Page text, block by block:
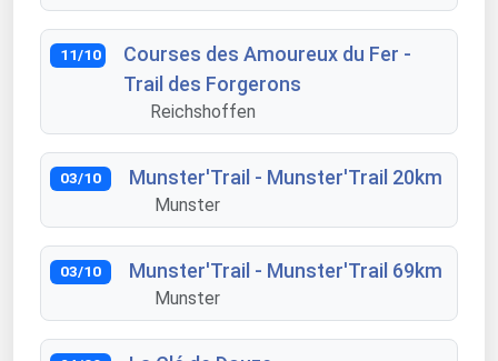
11/10
Courses des Amoureux du Fer -
Trail des Forgerons
Reichshoffen
03/10 Munster'Trail - Munster'Trail 20km
Munster
03/10 Munster'Trail - Munster'Trail 69km
Munster